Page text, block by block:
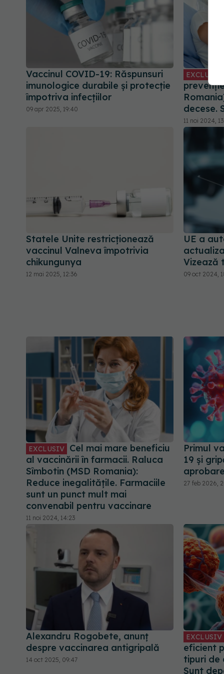
Vaccinul COVID-19: Răspunsuri
imunologice durabile și protecție
împotriva infecțiilor
09 apr 2025, 19:40
EXCLUSIV
decese.
11 noi 2024,
Statele Unite restricţionează
vaccinul Valneva împotrivia
chikungunya
12 mai 2025, 12:36
UE a
Vizează
09 oct 2024,
EXCLUSIV
Cel mai mare beneficiu
al vaccinării în farmacii. Raluca
Sîmbotin (MSD Romania):
Reduce inegalitățile. Farmaciile
sunt un punct mult mai
convenabil pentru vaccinare
11 noi 2024, 14:23
Primul
19 și
aprobare
27 feb 2026,
Alexandru Rogobete, anunț
despre vaccinarea antigripală
14 oct 2025, 09:47
EXCLUSIV
eficient
tipuri de
Sunt